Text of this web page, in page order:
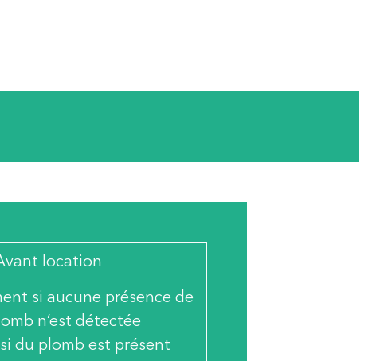
location
si aucune présence de
n’est détectée
du plomb est présent